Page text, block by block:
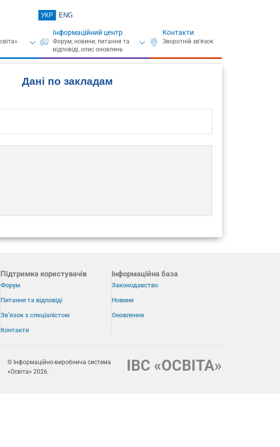
УКР ENG
Інформаційний центр Контакти
Дані по закладам
Підтримка користувачів
Форум
Питання та відповіді
Зв’язок з спеціалістом
Контакти
Інформаційна база
Законодавство
Новини
Оновлення
© Інформаційно-виробнича система
«Освіта» 2026.
ІВС «ОСВІТА»